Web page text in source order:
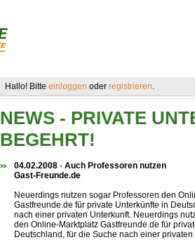
Hallo! Bitte einloggen oder registrieren.
NEWS - PRIVATE
BEGEHRT!
04.02.2008 - Auch Professoren nutzen
Gast-Freunde.de
Neuerdings nutzen sogar Professoren den
Gastfreunde.de für private Unterkünfte in
nach einer privaten Unterkunft. Neuerdings
den Online-Marktplatz Gastfreunde.de für
Deutschland, für die Suche nach einer